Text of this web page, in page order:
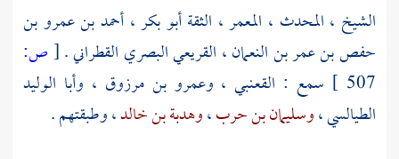
الشيخ ، المحدث ، المعمر ، الثقةأبو بكر ، أحمد بن عمرو بن
حفص بن عمر بن النعمان، القريعي البصري القطراني .[ص:
507 ]
سمع : القعنبي ، وعمرو بن مرزوق ، وأبا الوليد
الطيالسي،وسليمان بن حرب،وهدبة بن خالد، وطبقتهم .